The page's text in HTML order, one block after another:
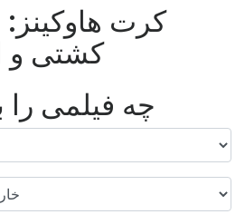
کرت هاوکینز:
کشتی و
چه فیلمی را